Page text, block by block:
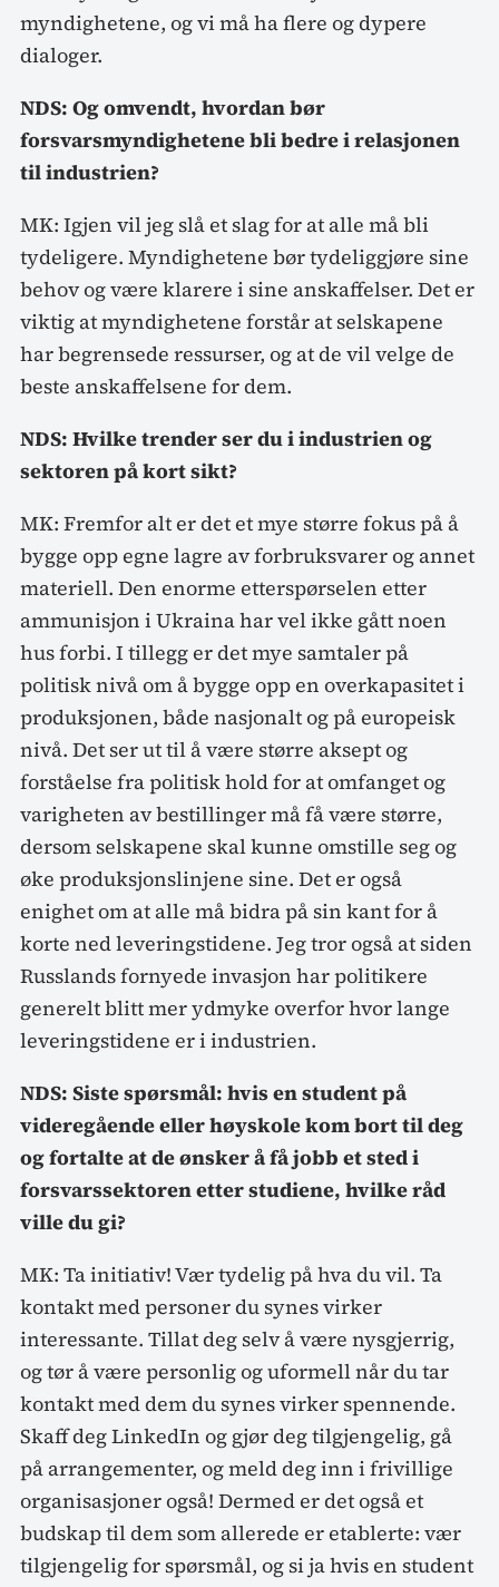
myndighetene, og vi må ha flere og dypere
dialoger.
NDS: Og omvendt, hvordan bør
forsvarsmyndighetene bli bedre i relasjonen
til industrien?
MK: Igjen vil jeg slå et slag for at alle må bli
tydeligere. Myndighetene bør tydeliggjøre sine
behov og være klarere i sine anskaffelser. Det er
viktig at myndighetene forstår at selskapene
har begrensede ressurser, og at de vil velge de
beste anskaffelsene for dem.
NDS: Hvilke trender ser du i industrien og
sektoren på kort sikt?
MK: Fremfor alt er det et mye større fokus på å
bygge opp egne lagre av forbruksvarer og annet
materiell. Den enorme etterspørselen etter
ammunisjon i Ukraina har vel ikke gått noen
hus forbi. I tillegg er det mye samtaler på
politisk nivå om å bygge opp en overkapasitet i
produksjonen, både nasjonalt og på europeisk
nivå. Det ser ut til å være større aksept og
forståelse fra politisk hold for at omfanget og
varigheten av bestillinger må få være større,
dersom selskapene skal kunne omstille seg og
øke produksjonslinjene sine. Det er også
enighet om at alle må bidra på sin kant for å
korte ned leveringstidene. Jeg tror også at siden
Russlands fornyede invasjon har politikere
generelt blitt mer ydmyke overfor hvor lange
leveringstidene er i industrien.
NDS: Siste spørsmål: hvis en student på
videregående eller høyskole kom bort til deg
og fortalte at de ønsker å få jobb et sted i
forsvarssektoren etter studiene, hvilke råd
ville du gi?
MK: Ta initiativ! Vær tydelig på hva du vil. Ta
kontakt med personer du synes virker
interessante. Tillat deg selv å være nysgjerrig,
og tør å være personlig og uformell når du tar
kontakt med dem du synes virker spennende.
Skaff deg LinkedIn og gjør deg tilgjengelig, gå
på arrangementer, og meld deg inn i frivillige
organisasjoner også! Dermed er det også et
budskap til dem som allerede er etablerte: vær
tilgjengelig for spørsmål, og si ja hvis en student